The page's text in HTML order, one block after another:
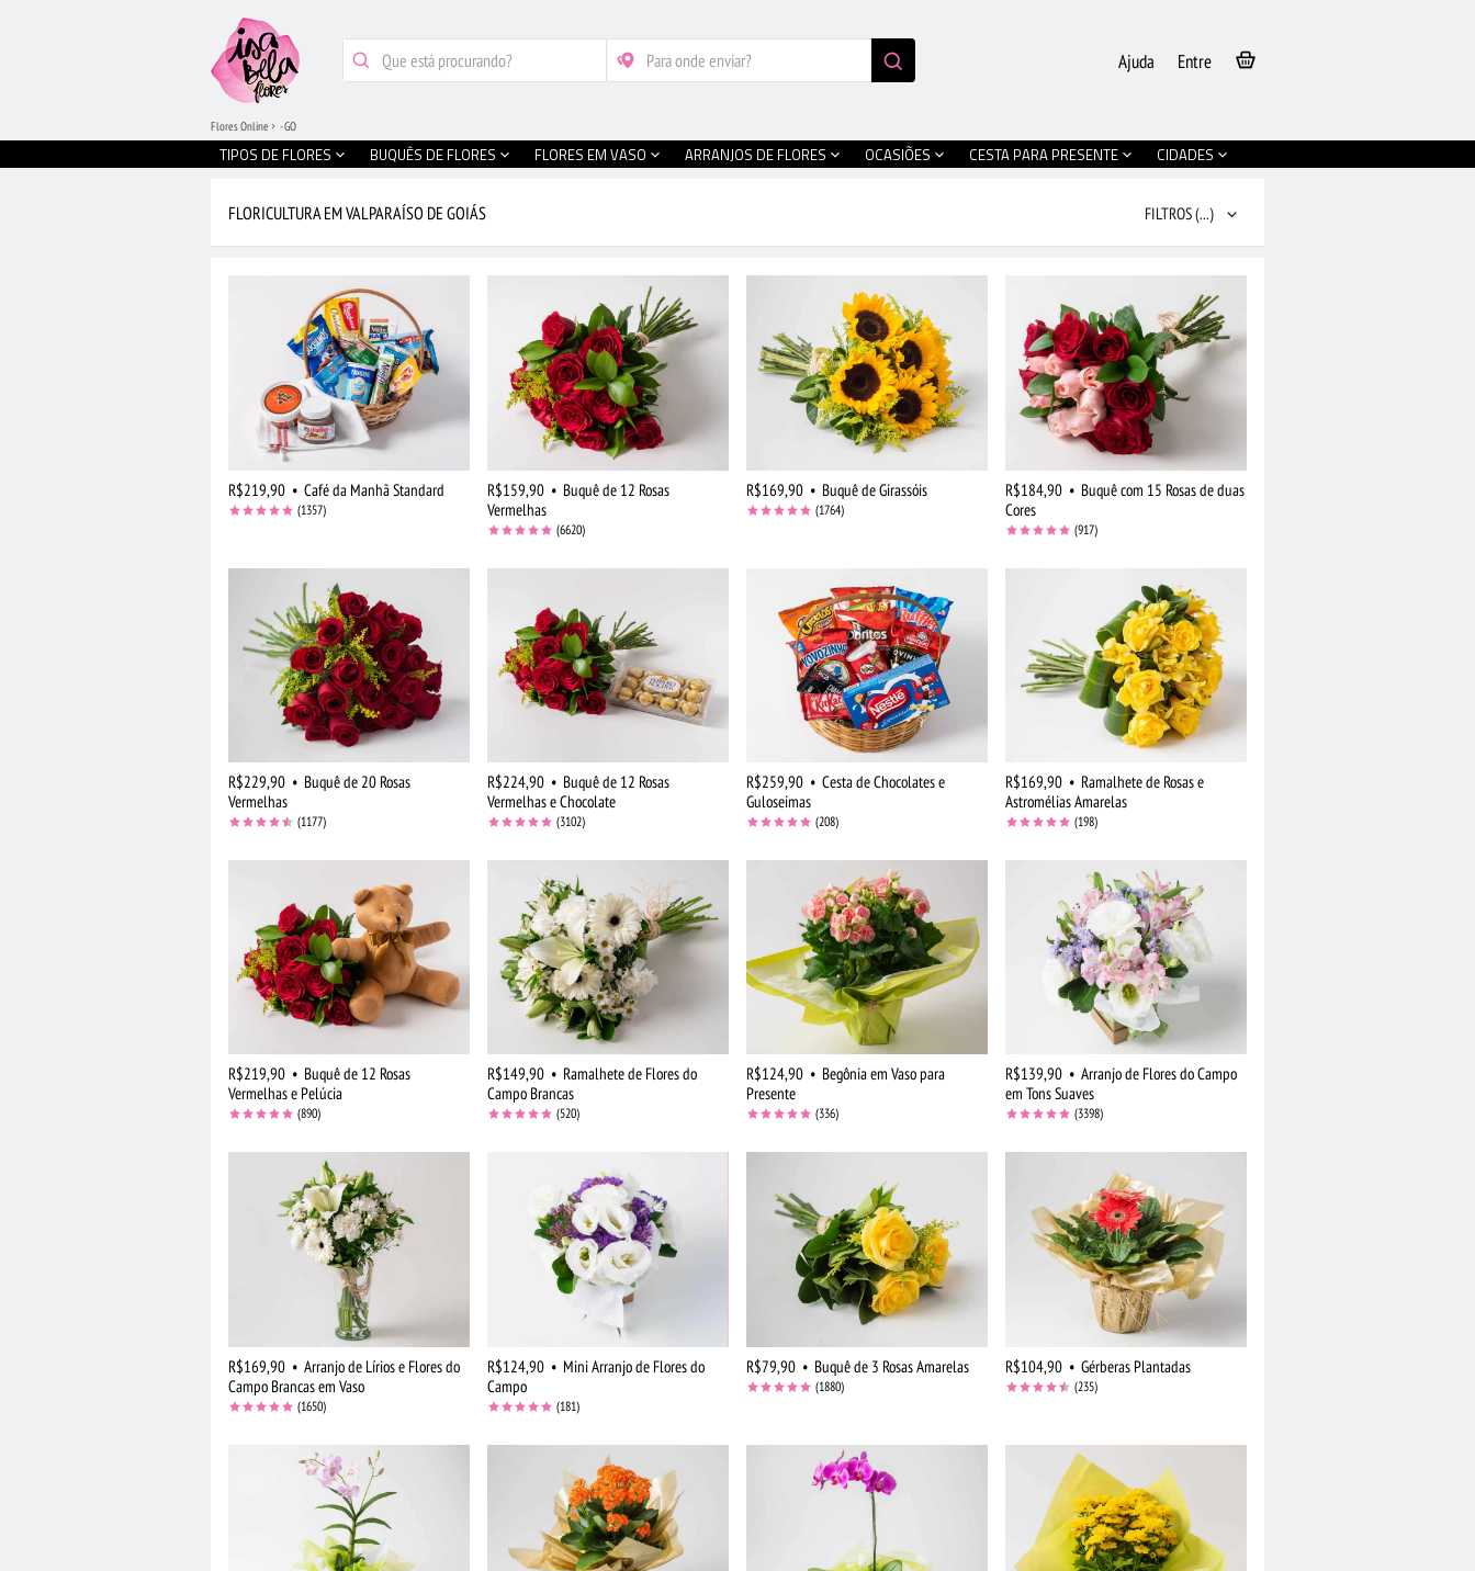
Entre
Ajuda
TIPOS DE FLORES BUQUÊS DE FLORES FLORES EM VASO ARRANJOS DE FLORES OCASIÕES CESTA PARA PRESENTE CIDADES
Flores Online - GO
FLORICULTURA EM VALPARAÍSO DE GOIÁS FILTROS(...)
R$219,90 • Café da Manhã Standard
(1357)
R$159,90 • Buquê de 12 Rosas
Vermelhas
(6620)
R$169,90 • Buquê de Girassóis
(1764)
R$184,90 • Buquê com 15 Rosas de duas
Cores
(917)
R$229,90 • Buquê de 20 Rosas
Vermelhas
(1177)
R$224,90 • Buquê de 12 Rosas
Vermelhas e Chocolate
(3102)
R$259,90 • Cesta de Chocolates e
Guloseimas
(208)
R$169,90 • Ramalhete de Rosas e
Astromélias Amarelas
(198)
R$219,90 • Buquê de 12 Rosas
Vermelhas e Pelúcia
(890)
R$149,90 • Ramalhete de Flores do
Campo Brancas
(520)
R$124,90 • Begônia em Vaso para
Presente
(336)
R$139,90 • Arranjo de Flores do Campo
em Tons Suaves
(3398)
R$169,90 • Arranjo de Lírios e Flores do
Campo Brancas em Vaso
(1650)
R$124,90 • Mini Arranjo de Flores do
Campo
(181)
R$79,90 • Buquê de 3 Rosas Amarelas
(1880)
R$104,90 • Gérberas Plantadas
(235)